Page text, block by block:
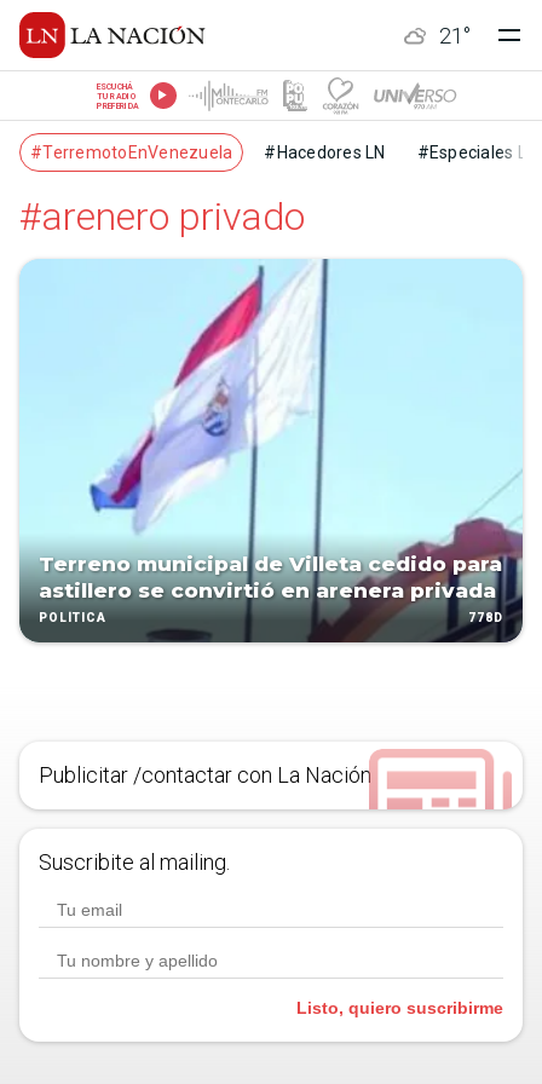
21 °
ESCUCHÁ
TU RADIO
PREFERIDA
#TerremotoEnVenezuela #Hacedores LN #Especiales LN
#arenero privado
Terreno municipal de Villeta cedido para
astillero se convirtió en arenera privada
POLÍTICA 778D
Publicitar /contactar con La Nación
Suscribite al mailing.
Listo, quiero suscribirme